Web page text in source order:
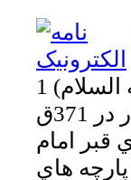
در عصر آل بويه، عضد الدوله براي نخستين بار در 371ق
امام